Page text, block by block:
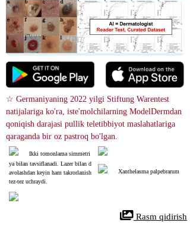
☆ Germaniyaning 2022 yilgi Stiftung Warentest
natijalariga ko'ra, iste'molchilarning ModelDermdan
qoniqish darajasi pullik teletibbiyot maslahatlariga
qaraganda bir oz pastroq bo'lgan.
Ikki tomonlama simmetri
ya bilan tavsiflanadi. Lazer bilan d
avolashdan keyin ham takrorlanish
tez-tez uchraydi.
Xanthelasma palpebrarum
Rasm qidirish